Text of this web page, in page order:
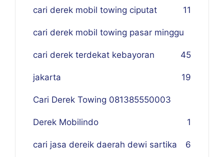
cari derek mobil towing ciputat 11
cari derek mobil towing pasar minggu
45
cari derek terdekat kebayoran
jakarta 19
Cari Derek Towing 081385550003
Derek Mobilindo 1
cari jasa dereik daerah dewi sartika 6